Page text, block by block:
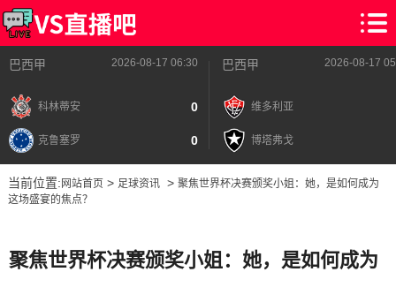
巴西甲 2026-08-17 06:30
科林蒂安 0
克鲁塞罗 0
巴西甲 2026-08-17
维多利亚
博塔弗戈
当前位置: 网站首页> 足球资讯> 聚焦世界杯决赛颁奖小姐：她，是如何成为
这场盛宴的焦点？
聚焦世界杯决赛颁奖小姐：她，是如何成为